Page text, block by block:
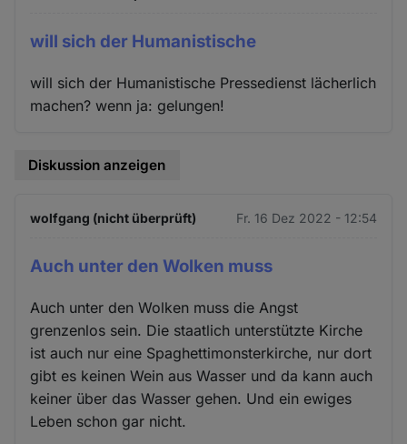
will sich der Humanistische
will sich der Humanistische Pressedienst lächerlich
machen? wenn ja: gelungen!
Diskussion anzeigen
wolfgang (nicht überprüft) Fr. 16 Dez 2022 - 12:54
Auch unter den Wolken muss
Auch unter den Wolken muss die Angst
grenzenlos sein. Die staatlich unterstützte Kirche
ist auch nur eine Spaghettimonsterkirche, nur dort
gibt es keinen Wein aus Wasser und da kann auch
keiner über das Wasser gehen. Und ein ewiges
Leben schon gar nicht.